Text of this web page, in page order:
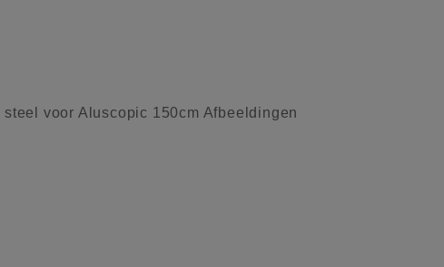
voor Aluscopic 150cm Afbeeldingen